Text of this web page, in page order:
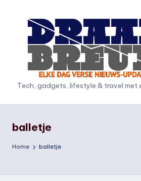
D
r
d
Tech, gadgets, lifestyle & travel met
balletje
Home balletje